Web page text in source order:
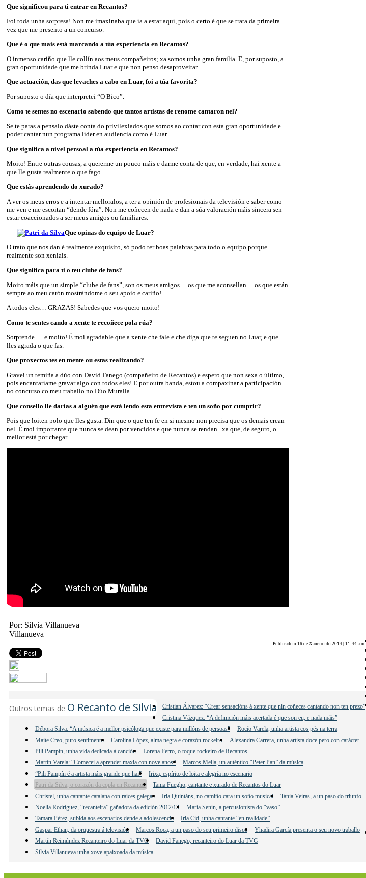
Que significou para ti entrar en Recantos?
Foi toda unha sorpresa! Non me imaxinaba que ía a estar aquí, pois o certo é que se trata da primeira
vez que me presento a un concurso.
Que é o que mais está marcando a túa experiencia en Recantos?
O inmenso cariño que lle collín aos meus compañeiros; xa somos unha gran familia. E, por suposto, a
gran oportunidade que me brinda Luar e que non penso desaproveitar.
Que actuación, das que levaches a cabo en Luar, foi a túa favorita?
Por suposto o día que interpretei “O Bico”.
Como te sentes no escenario sabendo que tantos artistas de renome cantaron nel?
Se te paras a pensalo dáste conta do privilexiados que somos ao contar con esta gran oportunidade e
poder cantar nun programa líder en audiencia como é Luar.
Que significa a nivel persoal a túa experiencia en Recantos?
Moito! Entre outras cousas, a quererme un pouco máis e darme conta de que, en verdade, hai xente a
que lle gusta realmente o que fago.
Que estás aprendendo do xurado?
A ver os meus erros e a intentar melloralos, a ter a opinión de profesionais da televisión e saber como
me ven e me escoitan “dende fóra”. Non me coñecen de nada e dan a súa valoración máis sincera sen
estar coaccionados a ser meus amigos ou familiares.
Que opinas do equipo de Luar?
O trato que nos dan é realmente exquisito, só podo ter boas palabras para todo o equipo porque
realmente son xeniais.
Que significa para ti o teu clube de fans?
Moito máis que un simple “clube de fans”, son os meus amigos… os que me aconsellan… os que están
sempre ao meu carón mostrándome o seu apoio e cariño!
A todos eles… GRAZAS! Sabedes que vos quero moito!
Como te sentes cando a xente te recoñece pola rúa?
Sorprende … e moito! É moi agradable que a xente che fale e che diga que te seguen no Luar, e que
lles agrada o que fas.
Que proxectos tes en mente ou estas realizando?
Gravei un temiña a dúo con David Fanego (compañeiro de Recantos) e espero que non sexa o último,
pois encantaríame gravar algo con todos eles! E por outra banda, estou a compaxinar a participación
no concurso co meu traballo no Dúo Muralla.
Que consello lle darías a alguén que está lendo esta entrevista e ten un soño por cumprir?
Pois que loiten polo que lles gusta. Din que o que ten fe en si mesmo non precisa que os demais crean
nel. É moi importante que nunca se dean por vencidos e que nunca se rendan.. xa que, de seguro, o
mellor está por chegar.
Por: Silvia Villanueva
Villanueva
Publicado o 16 de Xaneiro do 2014 | 11:44 a.m.
Outros temas de O Recanto de Silvia
Cristian Álvarez: “Crear sensacións á xente que nin coñeces cantando non ten prezo”
Cristina Vázquez: “A definición máis acertada é que son eu, e nada máis”
Débora Silva: “A música é a mellor psicóloga que existe para millóns de persoas”
Rocío Varela, unha artista cos pés na terra
Maite Creo, puro sentimento
Carolina López, alma negra e corazón rockeiro
Alexandra Carrera, unha artista doce pero con carácter
Pili Pampín, unha vida dedicada á canción
Lorena Ferro, o toque rockeiro de Recantos
Martín Varela: “Comecei a aprender maxia con nove anos”
Marcos Mella, un auténtico “Peter Pan” da música
“Pili Pampín é a artista máis grande que hai”
Irixa, espírito de loita e alegría no escenario
Patri da Silva, o corazón da copla en Recantos
Tania Fuegho, cantante e xurado de Recantos do Luar
Christel, unha cantante catalana con raíces galegas
Iria Quintáns, no camiño cara un soño musical
Tania Veiras, a un paso do triunfo
Noelia Rodríguez, “recanteira” gañadora da edición 2012/13
María Senín, a percusionista do “vaso”
Tamara Pérez, subida aos escenarios dende a adolescencia
Iria Cid, unha cantante “en realidade”
Gaspar Ethan, da orquestra á televisión
Marcos Roca, a un paso do seu primeiro disco
Yhadira García presenta o seu novo traballo
Martín Reimúndez Recanteiro do Luar da TVG
David Fanego, recanteiro do Luar da TVG
Silvia Villanueva unha xove apaixoada da música